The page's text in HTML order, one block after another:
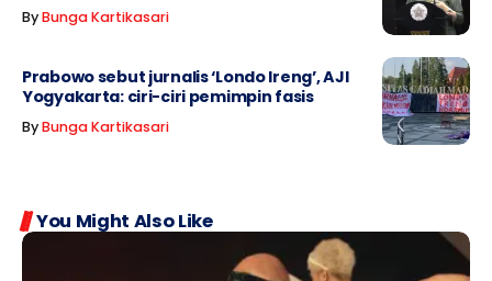
ByBunga Kartikasari
Prabowo sebut jurnalis ‘Londo Ireng’, AJI
Yogyakarta: ciri-ciri pemimpin fasis
ByBunga Kartikasari
You Might Also Like